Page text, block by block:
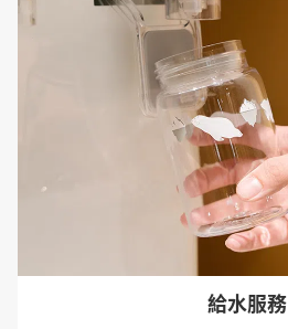
給水服務